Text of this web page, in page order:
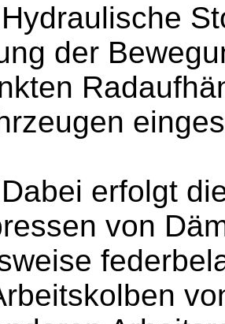
Hydraulische
der
Dabei erfolgt
von